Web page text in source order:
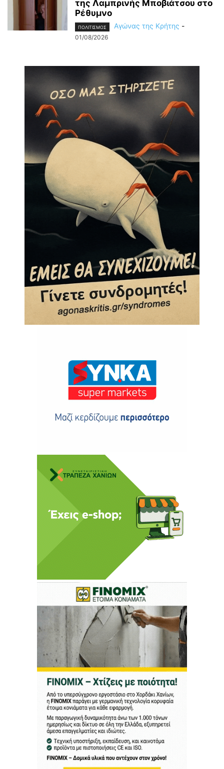
της Λαμπρινής Μποβιάτσου στο
Ρέθυμνο
ΠΟΛΙΤΙΣΜΟΣ Αγώνας της Κρήτης -
01/08/2026